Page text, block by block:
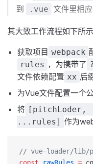
到
.vue 文件里相应
其大致工作流程如下所示
获取项目 webpack
rules ，为携带了
文件依赖配置 xx 后
为Vue文件配置一个
将 [pitchLoder,
...rules] 作为
// vue-loader/lib/